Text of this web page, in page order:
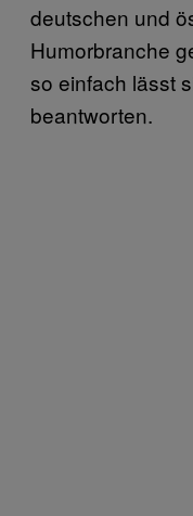
deutschen und
Humorbranche
so einfach lässt
beantworten.